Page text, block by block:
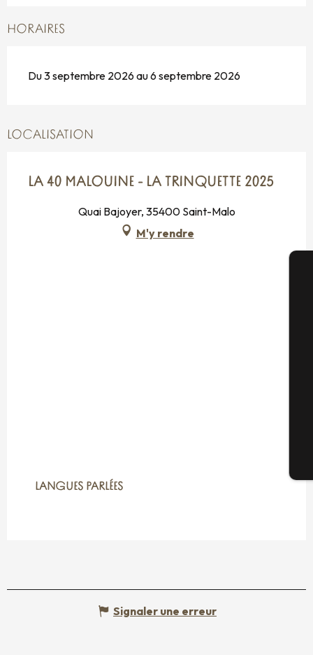
HORAIRES
Du 3 septembre 2026 au 6 septembre 2026
LOCALISATION
LA 40 MALOUINE - LA TRINQUETTE 2025
Quai Bajoyer, 35400 Saint-Malo
M'y rendre
LANGUES PARLÉES
LANGUES PARLÉES
Signaler une erreur